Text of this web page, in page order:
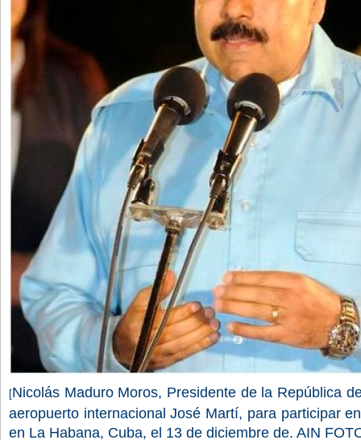
[Nicolás Maduro Moros, Presidente de la República
aeropuerto internacional José Martí, para participar
en La Habana, Cuba, el 13 de diciembre de. AIN